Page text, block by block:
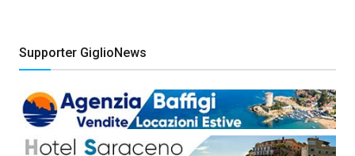
Supporter GiglioNews